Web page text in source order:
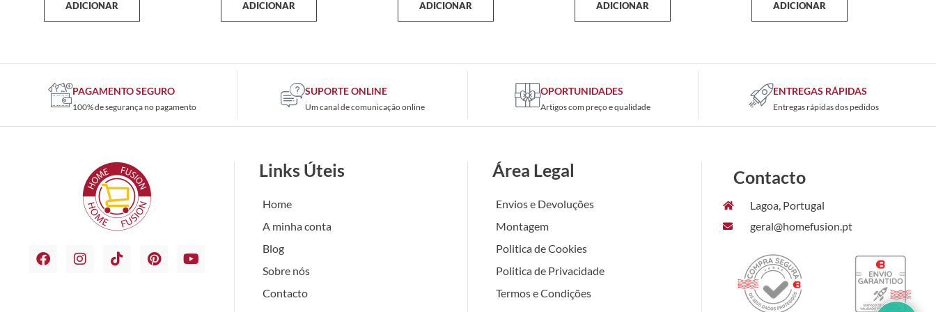
ADICIONAR ADICIONAR ADICIONAR ADICIONAR ADICIONAR
PAGAMENTO SEGURO
100% de segurança no pagamento
SUPORTE ONLINE
Um canal de comunicação online
OPORTUNIDADES
Artigos com preço e qualidade
ENTREGAS RÁPIDAS
Entregas rápidas dos pedidos
Links Úteis
Home
A minha conta
Blog
Sobre nós
Contacto
Área Legal
Envios e Devoluções
Montagem
Politica de Cookies
Politica de Privacidade
Termos e Condições
Contacto
Lagoa, Portugal
geral@homefusion.pt